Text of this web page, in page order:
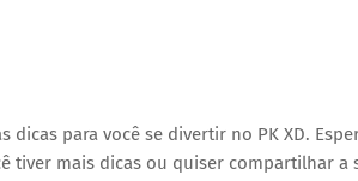
dicas para você se divertir no PK XD.
tiver mais dicas ou quiser compartilhar